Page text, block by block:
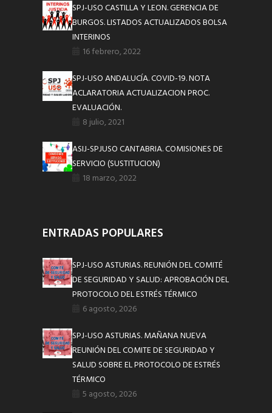
SPJ-USO CASTILLA Y LEON. GERENCIA DE
BURGOS. LISTADOS ACTUALIZADOS BOLSA
INTERINOS
16 febrero, 2022
SPJ-USO ANDALUCÍA. COVID-19. NOTA
ACLARATORIA ACTUALIZACION PROC.
EVALUACIÓN.
8 julio, 2021
ASIJ-SPJUSO CANTABRIA. COMISIONES DE
SERVICIO (SUSTITUCION)
18 marzo, 2022
ENTRADAS POPULARES
SPJ-USO ASTURIAS. REUNIÓN DEL COMITÉ
DE SEGURIDAD Y SALUD: APROBACIÓN DEL
PROTOCOLO DEL ESTRÉS TÉRMICO
6 agosto, 2026
SPJ-USO ASTURIAS. MAÑANA NUEVA
REUNIÓN DEL COMITE DE SEGURIDAD Y
SALUD SOBRE EL PROTOCOLO DE ESTRÉS
TÉRMICO
5 agosto, 2026